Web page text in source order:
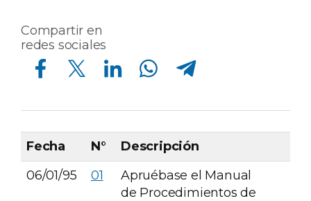
Compartir en
redes sociales
Compartir en Facebook Compartir en Twitter Compartir en Linkedin Compartir en Whatsapp Compartir en Telegram
Fecha N°
Descripción
06/01/95
01
Apruébase el Manual
de Procedimientos de